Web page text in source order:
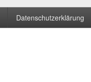
Datenschutzerklärung